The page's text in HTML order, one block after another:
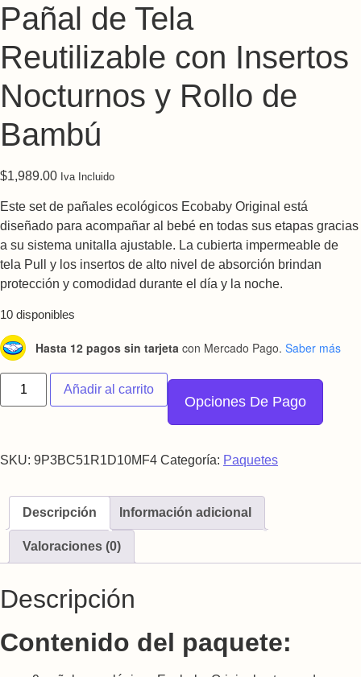
Pañal de Tela
Reutilizable con Insertos
Nocturnos y Rollo de
Bambú
$1,989.00 Iva Incluido
Este set de pañales ecológicos Ecobaby Original está
diseñado para acompañar al bebé en todas sus etapas gracias
a su sistema unitalla ajustable. La cubierta impermeable de
tela Pull y los insertos de alto nivel de absorción brindan
protección y comodidad durante el día y la noche.
10 disponibles
Hasta 12 pagos sin tarjeta con Mercado Pago. Saber más
Pañal de Tela Reutilizable con Insertos Nocturnos y Rollo de
Añadir al carrito
Opciones De Pago
SKU: 9P3BC51R1D10MF4 Categoría: Paquetes
Descripción Información adicional
Valoraciones (0)
Descripción
Contenido del paquete: